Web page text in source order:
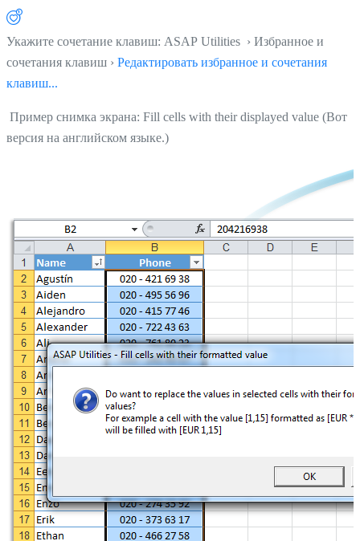
Укажите сочетание клавиш: ASAP Utilities › Избранное и
сочетания клавиш › Редактировать избранное и сочетания
клавиш...
Пример снимка экрана: Fill cells with their displayed value (Вот
версия на английском языке.)